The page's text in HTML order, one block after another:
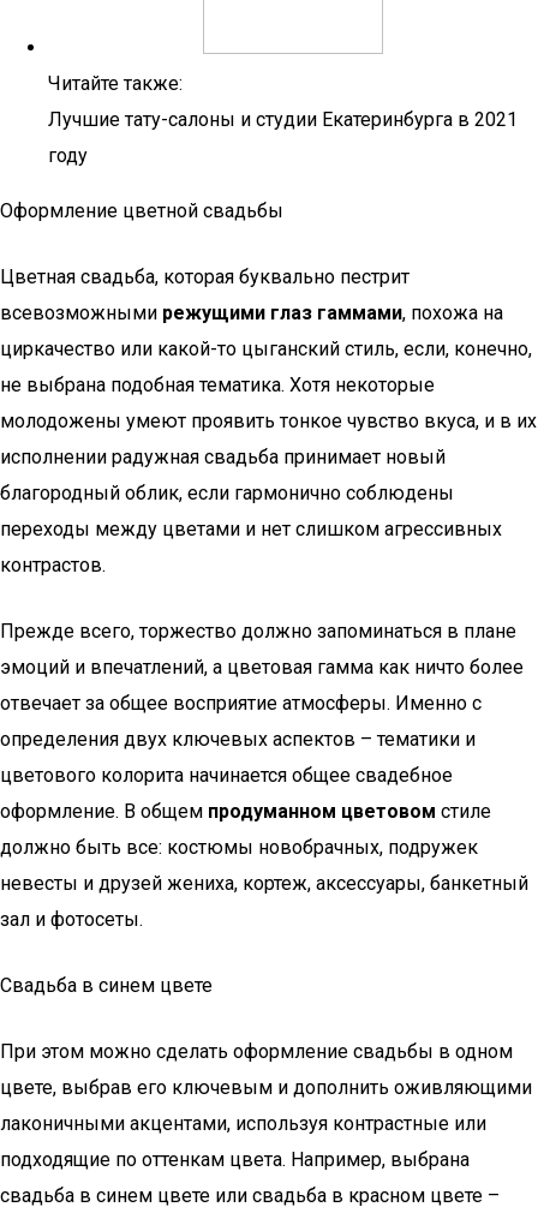
Читайте также:
Лучшие тату-салоны и студии Екатеринбурга в 2021
году
Оформление цветной свадьбы
Цветная свадьба, которая буквально пестрит
всевозможными режущими глаз гаммами, похожа на
циркачество или какой-то цыганский стиль, если, конечно,
не выбрана подобная тематика. Хотя некоторые
молодожены умеют проявить тонкое чувство вкуса, и в их
исполнении радужная свадьба принимает новый
благородный облик, если гармонично соблюдены
переходы между цветами и нет слишком агрессивных
контрастов.
Прежде всего, торжество должно запоминаться в плане
эмоций и впечатлений, а цветовая гамма как ничто более
отвечает за общее восприятие атмосферы. Именно с
определения двух ключевых аспектов – тематики и
цветового колорита начинается общее свадебное
оформление. В общем продуманном цветовом стиле
должно быть все: костюмы новобрачных, подружек
невесты и друзей жениха, кортеж, аксессуары, банкетный
зал и фотосеты.
Свадьба в синем цвете
При этом можно сделать оформление свадьбы в одном
цвете, выбрав его ключевым и дополнить оживляющими
лаконичными акцентами, используя контрастные или
подходящие по оттенкам цвета. Например, выбрана
свадьба в синем цвете или свадьба в красном цвете –